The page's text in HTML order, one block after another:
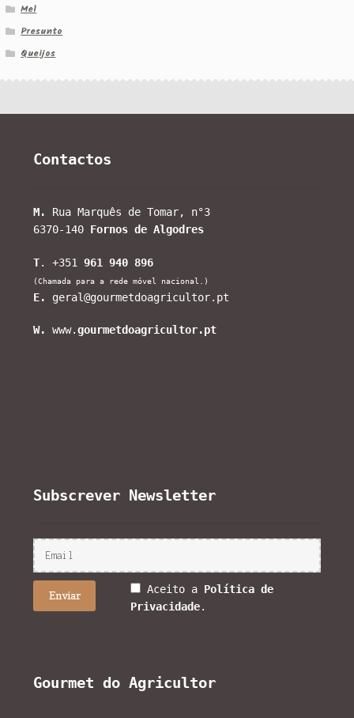
Mel
Presunto
Queijos
Contactos
M.
Rua Marquês de Tomar, n°3
6370-140 Fornos de Algodres
T. +351961 940 896
(Chamada para a rede móvel nacional.)
E. geral@gourmetdoagricultor.pt
W. www.gourmetdoagricultor.pt
Subscrever Newsletter
Aceito a Política de
Privacidade.
Gourmet do Agricultor